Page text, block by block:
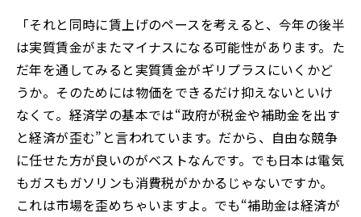
「それと同時に賃上げのペースを考えると、今年の後半
は実質賃金がまたマイナスになる可能性があります。た
だ年を通してみると実質賃金がギリプラスにいくかど
うか。そのためには物価をできるだけ抑えないといけ
なくて。 経済学の基本では“政府が税金や補助金を出す
と経済が歪む” と言われています。だから、 自由な競争
に任せた方が良いのがベストなんです。でも日本は電気
もガスもガソリンも消費税がかかるじゃないですか。
これは市場を歪めちゃいますよ。 でも“補助金は経済が